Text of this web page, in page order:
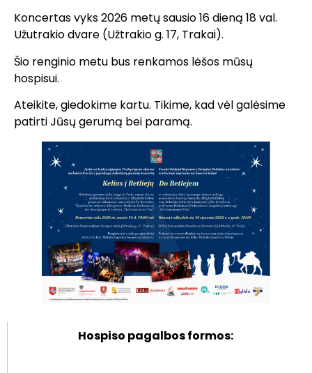
Koncertas vyks 2026 metų sausio 16 dieną 18 val.
Užutrakio dvare (Užtrakio g. 17, Trakai).
Šio renginio metu bus renkamos lėšos mūsų
hospisui.
Ateikite, giedokime kartu. Tikime, kad vėl galėsime
patirti Jūsų gerumą bei paramą.
Hospiso pagalbos formos: